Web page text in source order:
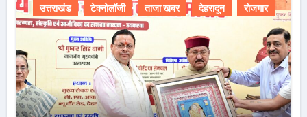
उत्तराखंड टेक्नोलॉजी ताजा खबर देहरादून रोजगार